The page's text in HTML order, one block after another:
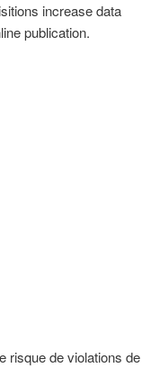
increase data
publication.
risque de violations de